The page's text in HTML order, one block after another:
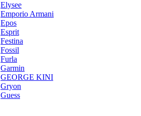
Elysee
Emporio Armani
Epos
Esprit
Festina
Fossil
Furla
Garmin
GEORGE KINI
Gryon
Guess